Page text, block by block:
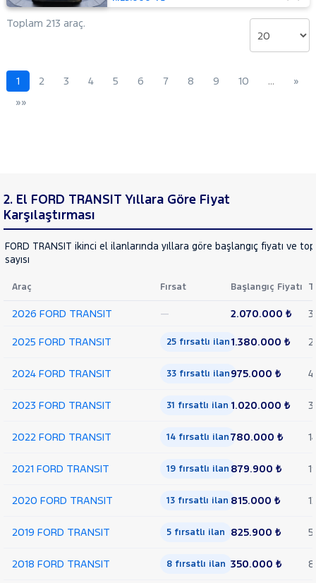
14+1
Minibüs
Tek
440 E
16+1
Minibüs
Tek
Teker
Minibüs
Çift
Arka
KAMYONET
KASALI
300
FWD
EKSTRA
ŞASI
350 ED
Toplam 213 araç.
1 2 3 4 5 6 7 8 9 10 …
»
»»
2. El FORD TRANSIT Yıllara Göre Fiyat
Karşılaştırması
FORD TRANSIT ikinci el ilanlarında yıllara göre başlangıç fiyatı ve
sayısı
Araç Fırsat Başlangıç Fiyatı
2026 FORD TRANSIT — 2.070.000 ₺ 3
2025 FORD TRANSIT 25 fırsatlı ilan1.380.000 ₺
2024 FORD TRANSIT 33 fırsatlı ilan975.000 ₺ 41
2023 FORD TRANSIT 31 fırsatlı ilan 1.020.000 ₺
2022 FORD TRANSIT 14 fırsatlı ilan780.000 ₺
2021 FORD TRANSIT 19 fırsatlı ilan 879.900 ₺
2020 FORD TRANSIT 13 fırsatlı ilan 815.000 ₺
2019 FORD TRANSIT 5 fırsatlı ilan 825.900 ₺ 5
2018 FORD TRANSIT 8 fırsatlı ilan 350.000 ₺ 8